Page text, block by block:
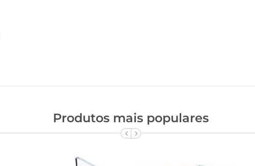
Produtos mais populares